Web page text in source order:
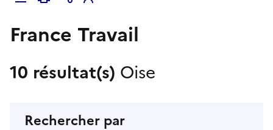
France Travail
10 résultat(s) Oise
Rechercher par